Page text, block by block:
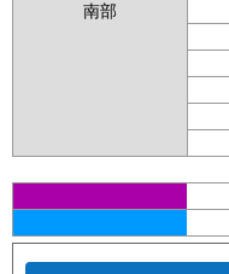
南部